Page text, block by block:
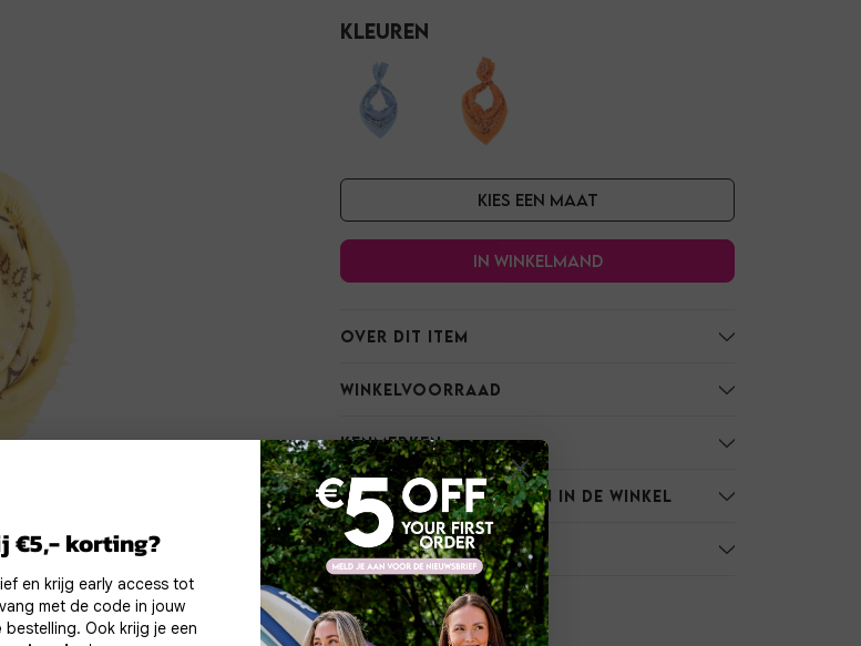
Kleuren
Kies een maat
In winkelmand
Over dit item
Winkelvoorraad
Kenmerken
Verzending / Ophalen in de winkel
Retourneren
Personalisatie cookies
Meer informatie
vergelijkbare technieken om je gebruikservaring
cookies zorgen we dat de website goed
€5,- korting?
en krijg early access tot
met de code in jouw
bestelling. Ook krijg je een